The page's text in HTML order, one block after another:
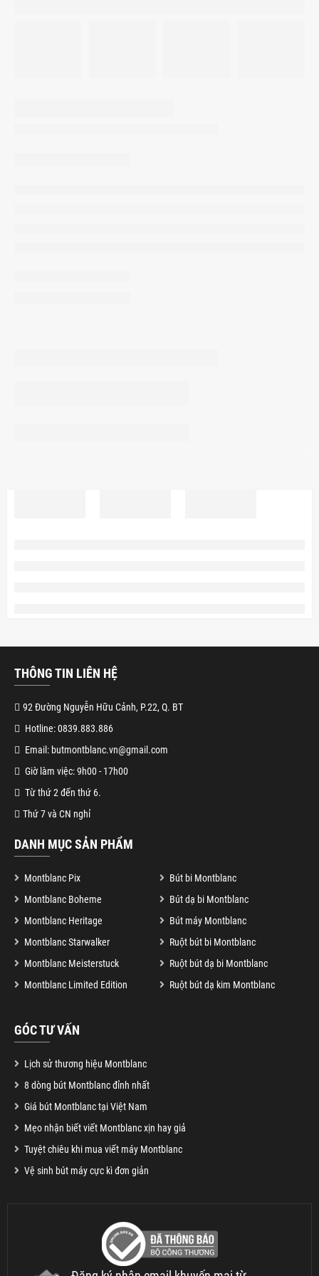
THÔNG TIN LIÊN HỆ
92 Đường Nguyễn Hữu Cảnh, P.22, Q. BT
Hotline: 0839.883.886
Email: butmontblanc.vn@gmail.com
Giờ làm việc: 9h00 - 17h00
Từ thứ 2 đến thứ 6.
Thứ 7 và CN nghỉ
DANH MỤC SẢN PHẨM
Montblanc Pix
Bút bi Montblanc
Montblanc Boheme
Bút dạ bi Montblanc
Montblanc Heritage
Bút máy Montblanc
Montblanc Starwalker
Ruột bút bi Montblanc
Montblanc Meisterstuck
Ruột bút dạ bi Montblanc
Montblanc Limited Edition
Ruột bút dạ kim Montblanc
GÓC TƯ VẤN
Lịch sử thương hiệu Montblanc
8 dòng bút Montblanc đỉnh nhất
Giá bút Montblanc tại Việt Nam
Mẹo nhận biết viết Montblanc xịn hay giả
Tuyệt chiêu khi mua viết máy Montblanc
Vệ sinh bút máy cực kì đơn giản